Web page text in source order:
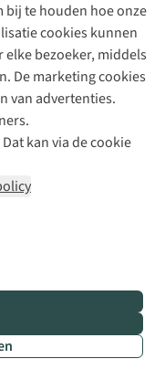
bij te houden hoe onze
cookies kunnen
bezoeker, middels
De marketing cookies
van advertenties.
kan via de cookie